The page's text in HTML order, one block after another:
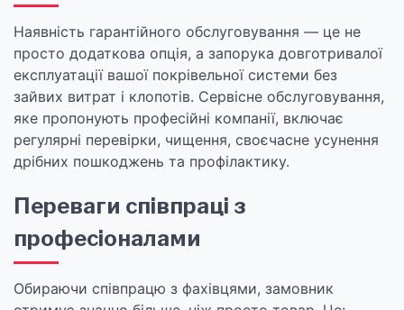
Наявність гарантійного обслуговування — це не
просто додаткова опція, а запорука довготривалої
експлуатації вашої покрівельної системи без
зайвих витрат і клопотів. Сервісне обслуговування,
яке пропонують професійні компанії, включає
регулярні перевірки, чищення, своєчасне усунення
дрібних пошкоджень та профілактику.
Переваги співпраці з
професіоналами
Обираючи співпрацю з фахівцями, замовник